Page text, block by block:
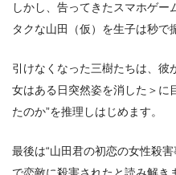
しかし、告ってきたスマホゲ
タクな山田（仮）を生子は秒で
引けなくなった三樹たちは、彼
女はある日突然姿を消した＞に
たのか”を推理しはじめます。
最後は“山田君の初恋の女性殺
で恋敵に殺害されたと読み解き